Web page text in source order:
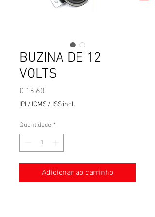
BUZINA DE 12
VOLTS
€ 18,60
IPI / ICMS / ISS incl.
Quantidade *
Adicionar ao carrinho